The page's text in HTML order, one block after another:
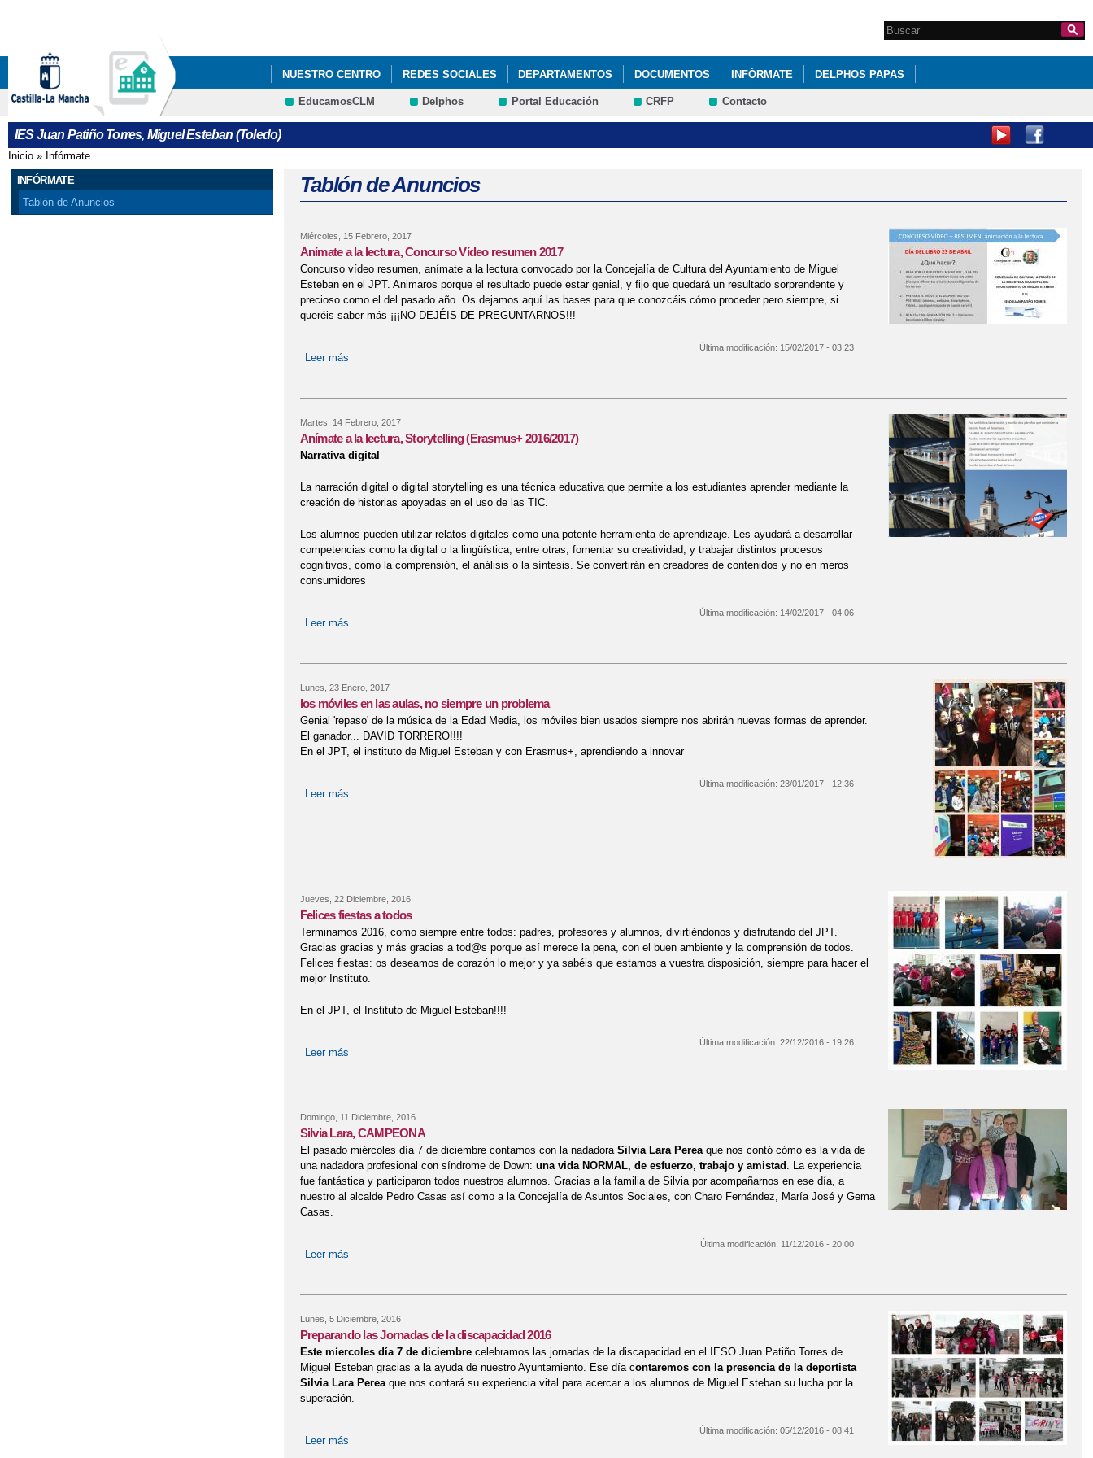
Formulario de
búsqueda
Search this site
NUESTRO CENTRO REDES SOCIALES DEPARTAMENTOS DOCUMENTOS INFÓRMATE DELPHOS PAPAS
EducamosCLM Delphos Portal Educación CRFP Contacto
IES Juan Patiño Torres, Miguel Esteban (Toledo)
Se encuentra usted aquí
Inicio » Infórmate
INFÓRMATE
Tablón de Anuncios
Tablón de Anuncios
Miércoles, 15 Febrero, 2017
Anímate a la lectura, Concurso Vídeo resumen 2017
Concurso vídeo resumen, anímate a la lectura convocado por la Concejalía de Cultura del Ayuntamiento de Miguel
Esteban en el JPT. Animaros porque el resultado puede estar genial, y fijo que quedará un resultado sorprendente y
precioso como el del pasado año. Os dejamos aquí las bases para que conozcáis cómo proceder pero siempre, si
queréis saber más ¡¡¡NO DEJÉIS DE PREGUNTARNOS!!!
Leer más
Última modificación: 15/02/2017 - 03:23
Martes, 14 Febrero, 2017
Anímate a la lectura, Storytelling (Erasmus+ 2016/2017)
Narrativa digital
La narración digital o digital storytelling es una técnica educativa que permite a los estudiantes aprender mediante la
creación de historias apoyadas en el uso de las TIC.
Los alumnos pueden utilizar relatos digitales como una potente herramienta de aprendizaje. Les ayudará a desarrollar
competencias como la digital o la lingüística, entre otras; fomentar su creatividad, y trabajar distintos procesos
cognitivos, como la comprensión, el análisis o la síntesis. Se convertirán en creadores de contenidos y no en meros
consumidores
Leer más
Última modificación: 14/02/2017 - 04:06
Lunes, 23 Enero, 2017
los móviles en las aulas, no siempre un problema
Genial 'repaso' de la música de la Edad Media, los móviles bien usados siempre nos abrirán nuevas formas de aprender.
El ganador... DAVID TORRERO!!!!
En el JPT, el instituto de Miguel Esteban y con Erasmus+, aprendiendo a innovar
Leer más
Última modificación: 23/01/2017 - 12:36
Jueves, 22 Diciembre, 2016
Felices fiestas a todos
Terminamos 2016, como siempre entre todos: padres, profesores y alumnos, divirtiéndonos y disfrutando del JPT.
Gracias gracias y más gracias a tod@s porque así merece la pena, con el buen ambiente y la comprensión de todos.
Felices fiestas: os deseamos de corazón lo mejor y ya sabéis que estamos a vuestra disposición, siempre para hacer el
mejor Instituto.
En el JPT, el Instituto de Miguel Esteban!!!!
Leer más
Última modificación: 22/12/2016 - 19:26
Domingo, 11 Diciembre, 2016
Silvia Lara, CAMPEONA
El pasado miércoles día 7 de diciembre contamos con la nadadora Silvia Lara Pereaque nos contó cómo es la vida de
una nadadora profesional con síndrome de Down: una vida NORMAL, de esfuerzo, trabajo y amistad . La experiencia
fue fantástica y participaron todos nuestros alumnos. Gracias a la familia de Silvia por acompañarnos en ese día, a
nuestro al alcalde Pedro Casas así como a la Concejalía de Asuntos Sociales, con Charo Fernández, María José y Gema
Casas.
Leer más
Última modificación: 11/12/2016 - 20:00
Lunes, 5 Diciembre, 2016
Preparando las Jornadas de la discapacidad 2016
Este míercoles día 7 de diciembrecelebramos las jornadas de la discapacidad en el IESO Juan Patiño Torres de
Miguel Esteban gracias a la ayuda de nuestro Ayuntamiento. Ese día contaremos con la presencia de la deportista
Silvia Lara Pereaque nos contará su experiencia vital para acercar a los alumnos de Miguel Esteban su lucha por la
superación.
Leer más
Última modificación: 05/12/2016 - 08:41